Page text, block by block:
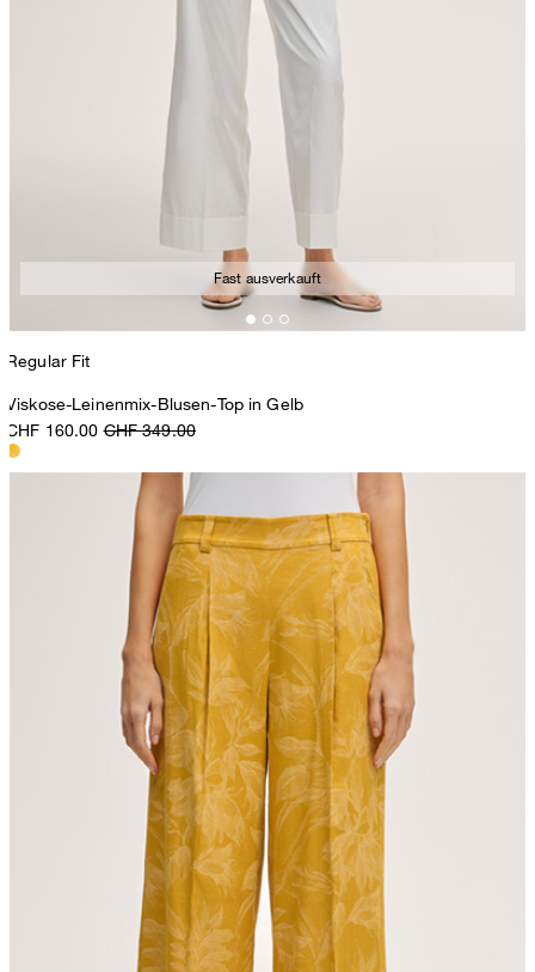
Fast ausverkauft
Regular Fit
Viskose-Leinenmix-Blusen-Top in Gelb
CHF 160.00 CHF 349.00